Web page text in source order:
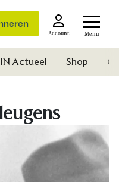
Account Menu
Actueel Shop